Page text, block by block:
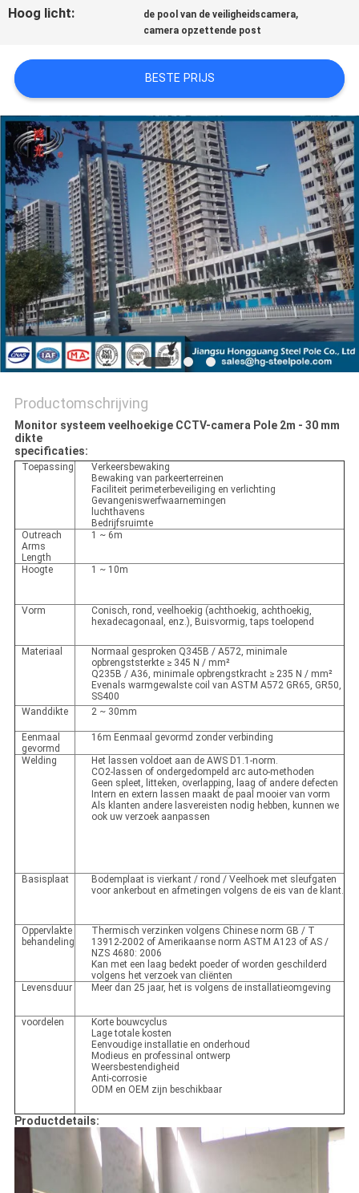
VERZOEK
CITAAT
SITEMAP
PRIVACYBELEID
Hoog licht:
de pool van de veiligheidscamera,
camera opzettende post
BESTE PRIJS
Productomschrijving
Monitor systeem veelhoekige CCTV-camera Pole 2m - 30 mm
dikte
specificaties:
Toepassing
Verkeersbewaking
Bewaking van parkeerterreinen
Faciliteit perimeterbeveiliging en verlichting
Gevangeniswerfwaarnemingen
luchthavens
Bedrijfsruimte
Outreach
Arms
Length
1 ~ 6m
Hoogte 1 ~ 10m
Vorm
Conisch, rond, veelhoekig (achthoekig, achthoekig,
hexadecagonaal, enz.), Buisvormig, taps toelopend
Materiaal
Normaal gesproken Q345B / A572, minimale
opbrengststerkte ≥ 345 N / mm²
Q235B / A36, minimale opbrengstkracht ≥ 235 N / mm²
Evenals warmgewalste coil van ASTM A572 GR65, GR50,
SS400
Wanddikte
2 ~ 30mm
Eenmaal
gevormd
16m Eenmaal gevormd zonder verbinding
Welding
Het lassen voldoet aan de AWS D1.1-norm.
CO2-lassen of ondergedompeld arc auto-methoden
Geen spleet, litteken, overlapping, laag of andere defecten
Intern en extern lassen maakt de paal mooier van vorm
Als klanten andere lasvereisten nodig hebben, kunnen we
ook uw verzoek aanpassen
Basisplaat
Bodemplaat is vierkant / rond / Veelhoek met sleufgaten
voor ankerbout en afmetingen volgens de eis van de klant.
Oppervlakte
behandeling
Thermisch verzinken volgens Chinese norm GB / T
13912-2002 of Amerikaanse norm ASTM A123 of AS /
NZS 4680: 2006
Kan met een laag bedekt poeder of worden geschilderd
volgens het verzoek van cliënten
Levensduur
Meer dan 25 jaar, het is volgens de installatieomgeving
voordelen
Korte bouwcyclus
Lage totale kosten
Eenvoudige installatie en onderhoud
Modieus en professinal ontwerp
Weersbestendigheid
Anti-corrosie
ODM en OEM zijn beschikbaar
Productdetails: